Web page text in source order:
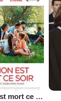
Le Lion est mort ce soir